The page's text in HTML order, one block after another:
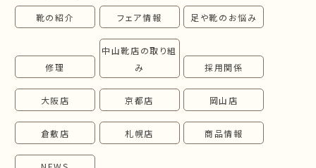
お問い合わせ
靴の紹介 フェア情報 足や靴のお悩み
修理
中山靴店の取り組
み
採用関係
大阪店 京都店 岡山店
倉敷店 札幌店 商品情報